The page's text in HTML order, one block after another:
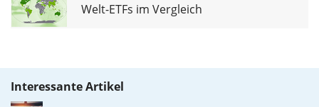
Welt-ETFs im Vergleich
Interessante Artikel